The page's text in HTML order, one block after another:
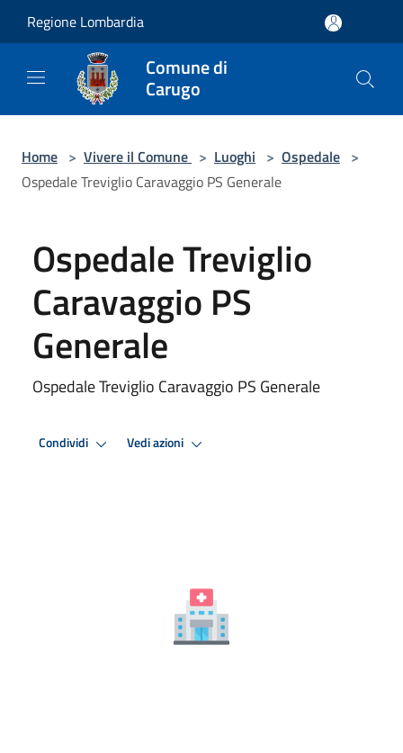
Regione Lombardia
Comune di
Carugo
Home > Vivere il Comune > Luoghi > Ospedale >
Ospedale Treviglio Caravaggio PS Generale
Ospedale Treviglio
Caravaggio PS
Generale
Ospedale Treviglio Caravaggio PS Generale
Condividi Vedi azioni